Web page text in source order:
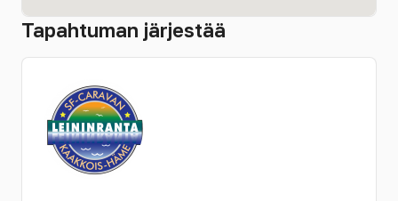
Tapahtuman järjestää